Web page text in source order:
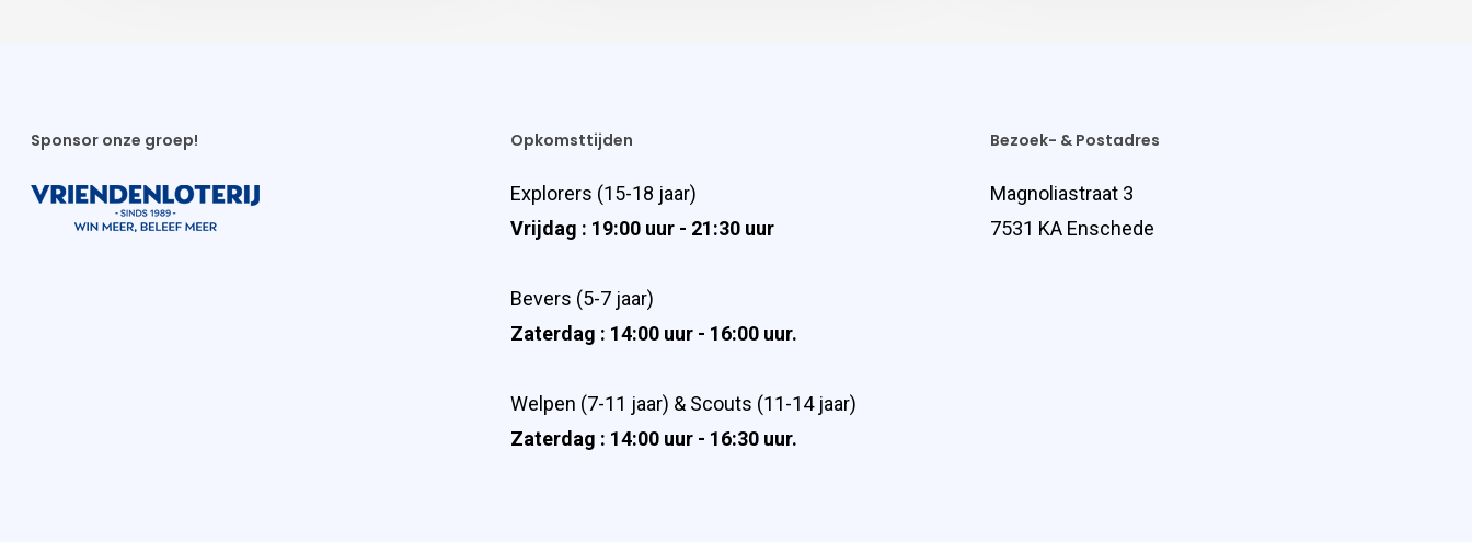
Sponsor onze groep! Opkomsttijden
Explorers (15-18 jaar)
Vrijdag : 19:00 uur - 21:30 uur
Bevers (5-7 jaar)
Zaterdag : 14:00 uur - 16:00 uur.
Welpen (7-11 jaar) & Scouts (11-14 jaar)
Zaterdag : 14:00 uur - 16:30 uur.
Bezoek- & Postadres
Magnoliastraat 3
7531 KA Enschede